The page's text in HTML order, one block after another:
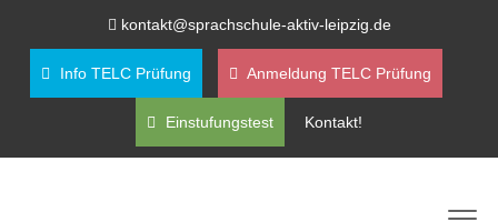
kontakt@sprachschule-aktiv-leipzig.de
Info TELC Prüfung Anmeldung TELC Prüfung
Einstufungstest Kontakt!